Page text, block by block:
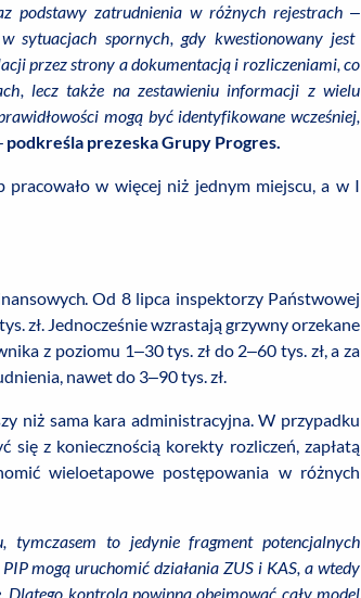
podstawy zatrudnienia w różnych rejestrach –
sytuacjach spornych, gdy kwestionowany jest
przez strony a dokumentacją i rozliczeniami, co
lecz także na zestawieniu informacji z wielu
mogą być identyfikowane wcześniej,
podkreśla prezeska Grupy Progres.
w więcej niż jednym miejscu, a w I
Od 8 lipca inspektorzy Państwowej
zł. Jednocześnie wzrastają grzywny orzekane
z poziomu 1–30 tys. zł do 2–60 tys. zł, a za
nawet do 3–90 tys. zł.
niż sama kara administracyjna. W przypadku
się z koniecznością korekty rozliczeń, zapłatą
wieloetapowe postępowania w różnych
tymczasem to jedynie fragment potencjalnych
mogą uruchomić działania ZUS i KAS, a wtedy
Dlatego kontrola powinna obejmować cały model